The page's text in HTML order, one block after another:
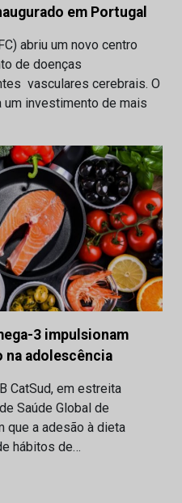
em Portugal
abriu um novo centro
de doenças
vasculares cerebrais. O
um investimento de mais
3 impulsionam
na adolescência
CatSud, em estreita
Saúde Global de
que a adesão à dieta
hábitos de…